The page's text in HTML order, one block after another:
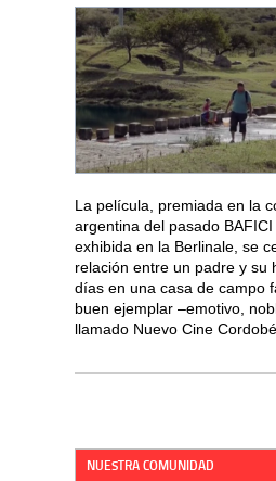
La película, premiada en la
argentina del pasado
exhibida en la Berlinale, se
relación entre un padre y su
días en una casa de campo
buen ejemplar –emotivo,
llamado Nuevo Cine
NUESTRA COMUNIDAD